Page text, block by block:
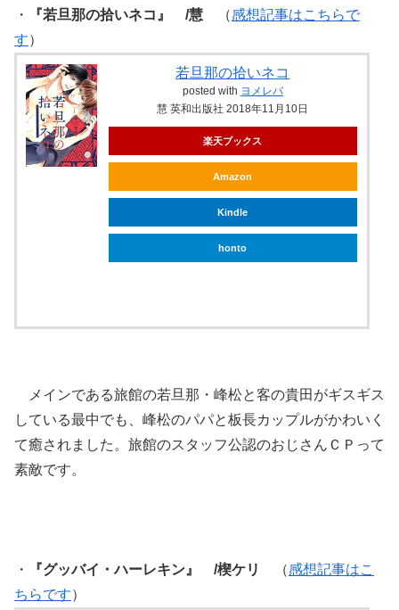
・ 『若旦那の拾いネコ』 /慧 （感想記事はこちらで
す）
若旦那の拾いネコ
posted with ヨメレバ
慧 英和出版社 2018年11月10日
楽天ブックス
Amazon
Kindle
honto
メインである旅館の若旦那・峰松と客の貴田がギスギス
している最中でも、峰松のパパと板長カップルがかわいく
て癒されました。旅館のスタッフ公認のおじさんＣＰって
素敵です。
・ 『グッバイ・ハーレキン』 /楔ケリ （感想記事はこ
ちらです）